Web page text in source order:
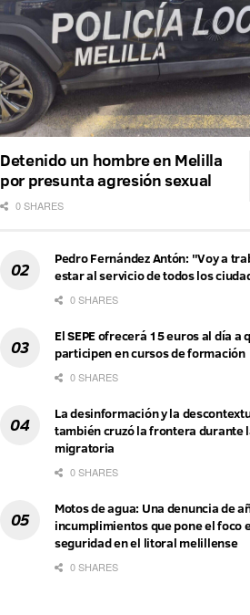
Detenido un hombre en Melilla
por presunta agresión sexual
0 SHARES
Pedro Fernández Antón: "Voy a
estar al servicio de todos los
0 SHARES
El SEPE ofrecerá 15 euros al día a
participen en cursos de formación
0 SHARES
La desinformación y la
también cruzó la frontera durante
migratoria
0 SHARES
Motos de agua: Una denuncia de
incumplimientos que pone el foco
seguridad en el litoral melillense
0 SHARES